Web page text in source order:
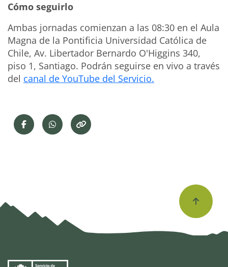
Cómo seguirlo
Ambas jornadas comienzan a las 08:30 en el Aula
Magna de la Pontificia Universidad Católica de
Chile, Av. Libertador Bernardo O'Higgins 340,
piso 1, Santiago. Podrán seguirse en vivo a través
del canal de YouTube del Servicio.